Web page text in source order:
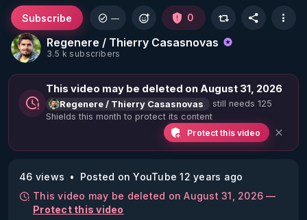
Regenere / Thierry Casasnovas
3.5 k subscribers
Subscribe — 0
This video may be deleted on August 31, 2026
Regenere / Thierry Casasnovas
still needs 125
Shields this month to protect its content
Protect this video
46 views
Posted on YouTube 12 years ago
This video may be deleted on August 31, 2026 —
Protect this video